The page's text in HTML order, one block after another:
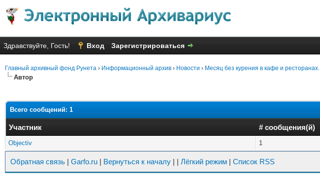
Здравствуйте, Гость! Вход Зарегистрироваться
Главный архивный фонд Рунета › Информационный архив › Новости › Месяц без курения в кафе и
Автор
Всего сообщений: 1
Участник # сообщения(й)
Objectiv 1
Обратная связь | Garfo.ru | Вернуться к началу | | Лёгкий режим | Список RSS